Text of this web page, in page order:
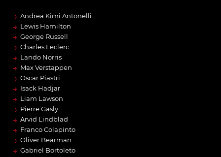
→ Andrea Kimi Antonelli
→ Lewis Hamilton
→ George Russell
→ Charles Leclerc
→ Lando Norris
→ Max Verstappen
→ Oscar Piastri
→ Isack Hadjar
→ Liam Lawson
→ Pierre Gasly
→ Arvid Lindblad
→ Franco Colapinto
→ Oliver Bearman
→ Gabriel Bortoleto